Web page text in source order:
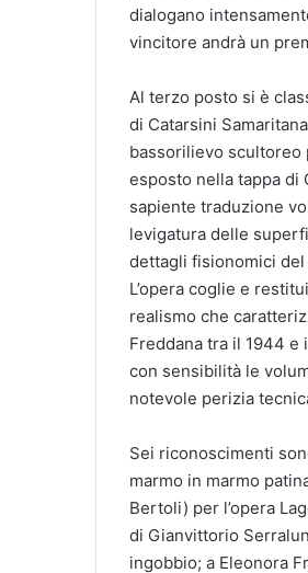
dialogano
vincitore andrà un
Al terzo posto si è
di Catarsini
bassorilievo scultoreo
esposto nella tappa di
sapiente traduzione
levigatura delle
dettagli fisionomici
L’opera coglie e
realismo che
Freddana tra il 1944 e
con sensibilità le
notevole perizia
Sei riconoscimenti
marmo in marmo
Bertoli) per l’opera
di Gianvittorio
ingobbio; a Eleonora